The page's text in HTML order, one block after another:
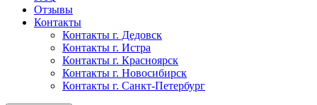
Отзывы
Контакты
Контакты г. Дедовск
Контакты г. Истра
Контакты г. Красноярск
Контакты г. Новосибирск
Контакты г. Санкт-Петербург